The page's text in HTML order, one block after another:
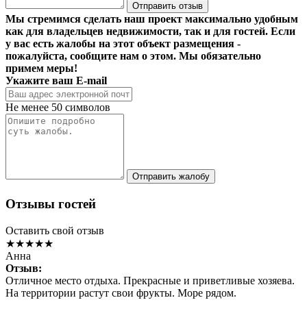
Отправить отзыв
Мы стремимся сделать наш проект максимально удобным
как для владельцев недвижимости, так и для гостей. Если
у вас есть жалобы на этот объект размещения -
пожалуйста, сообщите нам о этом. Мы обязательно
примем меры!
Укажите ваш E-mail
Не менее 50 символов
Отправить жалобу
Отзывы гостей
Оставить свой отзыв
★★★★★
Анна
Отзыв:
Отличное место отдыха. Прекрасные и приветливые хозяева.
На территории растут свои фрукты. Море рядом.